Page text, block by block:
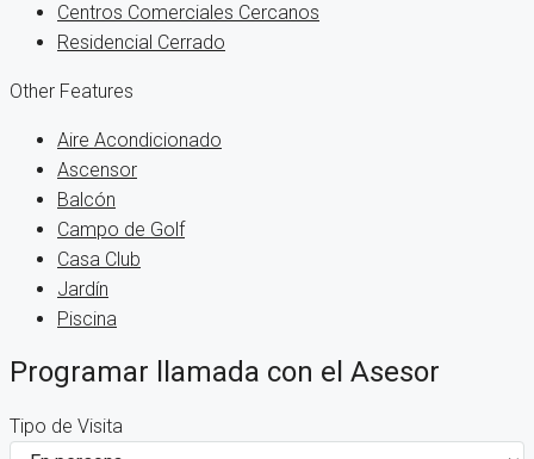
Centros Comerciales Cercanos
Residencial Cerrado
Other Features
Aire Acondicionado
Ascensor
Balcón
Campo de Golf
Casa Club
Jardín
Piscina
Programar llamada con el Asesor
Tipo de Visita